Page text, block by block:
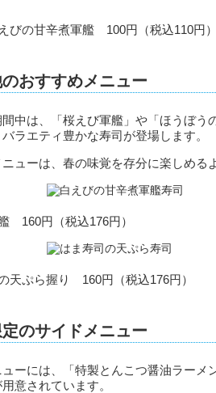
びの甘辛煮軍艦 100円（税込110円）
おすすめメニュー
中は、「桜えび軍艦」や「ほうぼ
ラエティ豊かな寿司が登場します。
ューは、春の味覚を存分に楽しめる
160円（税込176円）
天ぷら握り 160円（税込176円）
のサイドメニュー
ーには、「特製とんこつ醤油ラー
意されています。